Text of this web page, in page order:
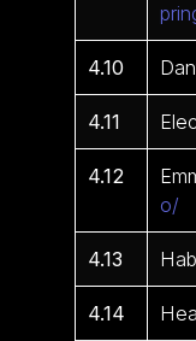
4.10
4.11
4.12
o/
4.13
4.14